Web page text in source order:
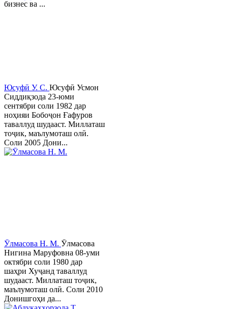
бизнес ва ...
Юсуфӣ У. C. Юсуфӣ Усмон
Сиддиқзода 23-юми
сентябри соли 1982 дар
ноҳияи Бобоҷон Ғафуров
таваллуд шудааст. Миллаташ
тоҷик, маълумоташ олӣ.
Соли 2005 Дони...
Ӯлмасова Н. М. Ӯлмасова
Нигина Маруфовна 08-уми
октябри соли 1980 дар
шаҳри Хуҷанд таваллуд
шудааст. Миллаташ тоҷик,
маълумоташ олӣ. Соли 2010
Донишгоҳи да...